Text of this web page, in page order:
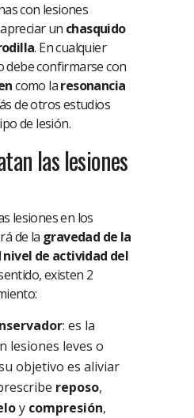
con lesiones
un chasquido
. En cualquier
debe confirmarse con
como laresonancia
de otros estudios
de lesión.
las lesiones
lesiones en los
de la gravedad de la
nivel de actividad del
existen 2
: es la
lesiones leves o
objetivo es aliviar
reposo,
y compresión,